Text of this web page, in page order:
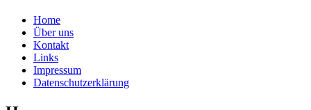
Home
Über uns
Kontakt
Links
Impressum
Datenschutzerklärung